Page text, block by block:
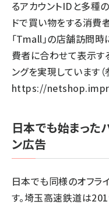
るアカウントIDと多種
ドで買い物をする消費
「Tmall」の店舗訪問
費者に合わせて表示す
ングを実現しています（
https://
日本でも始まった
ン広告
日本でも同様のオフラ
す。埼玉高速鉄道は